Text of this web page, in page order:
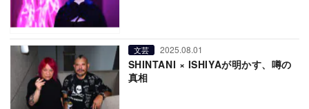
文芸 2025.08.01
SHINTANI × ISHIYAが明かす、噂の
真相